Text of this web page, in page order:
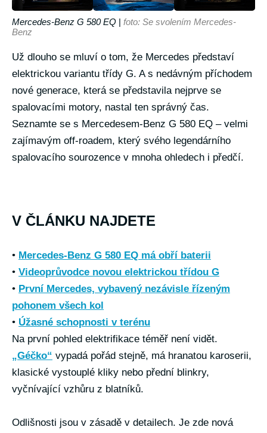
Mercedes-Benz G 580 EQ | foto: Se svolením Mercedes-
Benz
Už dlouho se mluví o tom, že Mercedes představí
elektrickou variantu třídy G. A s nedávným příchodem
nové generace, která se představila nejprve se
spalovacími motory, nastal ten správný čas.
Seznamte se s Mercedesem-Benz G 580 EQ – velmi
zajímavým off-roadem, který svého legendárního
spalovacího sourozence v mnoha ohledech i předčí.
V ČLÁNKU NAJDETE
• Mercedes-Benz G 580 EQ má obří baterii
• Videoprůvodce novou elektrickou třídou G
• První Mercedes, vybavený nezávisle řízeným
pohonem všech kol
• Úžasné schopnosti v terénu
Na první pohled elektrifikace téměř není vidět.
„Géčko“ vypadá pořád stejně, má hranatou karoserii,
klasické vystouplé kliky nebo přední blinkry,
vyčnívající vzhůru z blatníků.
Odlišnosti jsou v zásadě v detailech. Je zde nová